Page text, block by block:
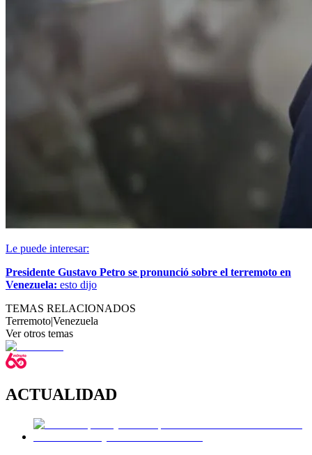
Le puede interesar:
Presidente Gustavo Petro se pronunció sobre el terremoto en
Venezuela: esto dijo
TEMAS RELACIONADOS
Terremoto|Venezuela
Ver otros temas
ACTUALIDAD